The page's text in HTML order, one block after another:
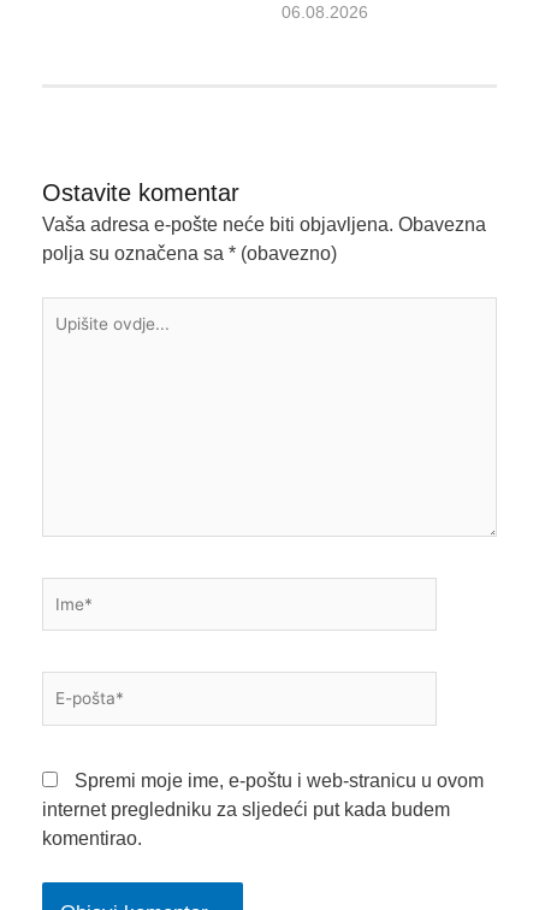
06.08.2026
Ostavite komentar
Vaša adresa e-pošte neće biti objavljena. Obavezna
polja su označena sa * (obavezno)
ovdje...
pošta*
Spremi moje ime, e-poštu i web-stranicu u ovom
internet pregledniku za sljedeći put kada budem
komentirao.